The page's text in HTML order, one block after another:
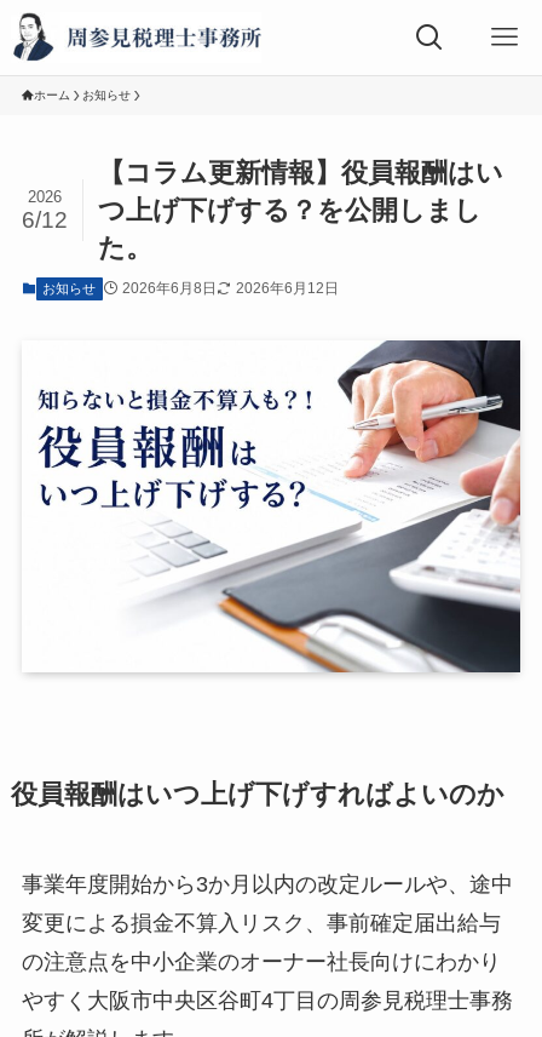
ホーム お知らせ
【コラム更新情報】役員報酬はい
つ上げ下げする？を公開しまし
た。
2026
6/12
お知らせ 2026年6月8日 2026年6月12日
役員報酬はいつ上げ下げすればよいのか
事業年度開始から3か月以内の改定ルールや、途中
変更による損金不算入リスク、事前確定届出給与
の注意点を中小企業のオーナー社長向けにわかり
やすく大阪市中央区谷町4丁目の周参見税理士事務